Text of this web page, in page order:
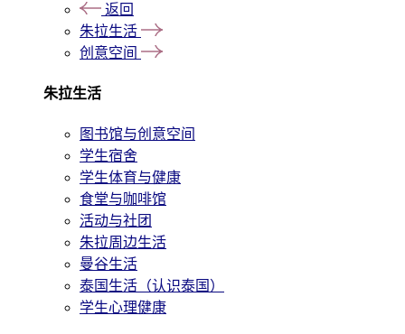
返回
朱拉生活
创意空间
朱拉生活
图书馆与创意空间
学生宿舍
学生体育与健康
食堂与咖啡馆
活动与社团
朱拉周边生活
曼谷生活
泰国生活（认识泰国）
学生心理健康